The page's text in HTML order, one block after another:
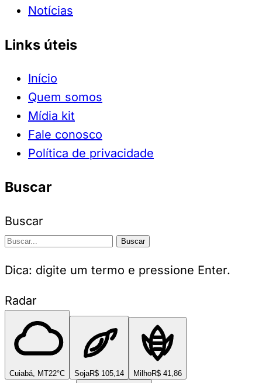
Notícias
Links úteis
Início
Quem somos
Mídia kit
Fale conosco
Política de privacidade
Buscar
Buscar
Buscar
Dica: digite um termo e pressione Enter.
Radar
Cuiabá, MT22°C SojaR$ 105,14 MilhoR$ 41,86